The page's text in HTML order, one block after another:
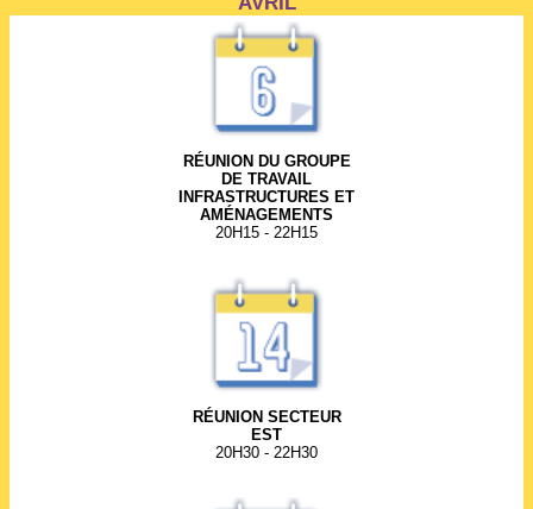
RÉUNION DU GROUPE
DE TRAVAIL
INFRASTRUCTURES ET
AMÉNAGEMENTS
20H15 - 22H15
RÉUNION SECTEUR
EST
20H30 - 22H30